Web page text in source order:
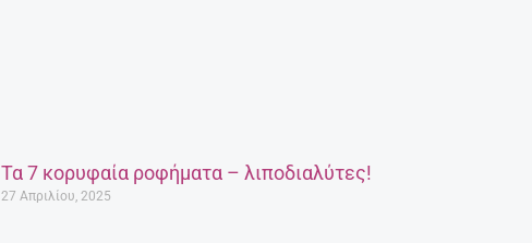
Τα 7 κορυφαία ροφήματα – λιποδιαλύτες!
27 Απριλίου, 2025